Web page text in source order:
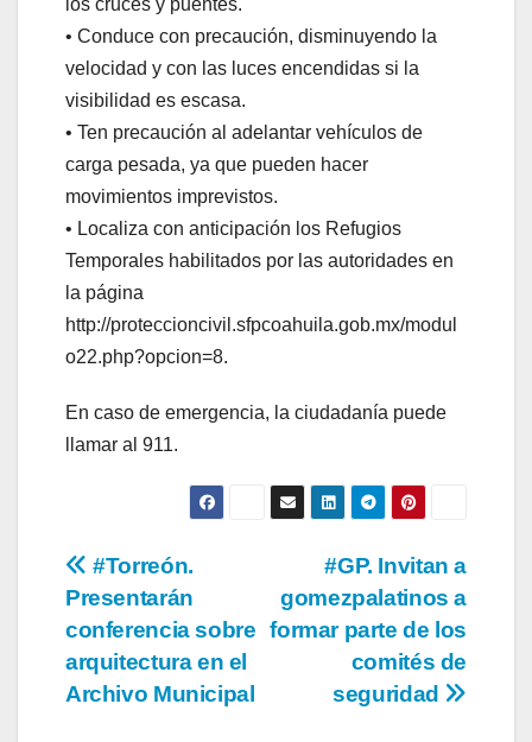
•⁠ ⁠Conduce con precaución, disminuyendo la
velocidad y con las luces encendidas si la
visibilidad es escasa.
•⁠ ⁠Ten precaución al adelantar vehículos de
carga pesada, ya que pueden hacer
movimientos imprevistos.
•⁠ ⁠Localiza con anticipación los Refugios
Temporales habilitados por las autoridades en
la página
http://proteccioncivil.sfpcoahuila.gob.mx/modul
o22.php?opcion=8.
En caso de emergencia, la ciudadanía puede
llamar al 911.
Navegación
de
entradas
#GP. Invitan a
gomezpalatinos a
formar parte de los
comités de
seguridad
#Torreón.
Presentarán
conferencia sobre
arquitectura en el
Archivo Municipal